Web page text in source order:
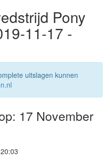
Pony
11-17 -
uitslagen kunnen
17 November